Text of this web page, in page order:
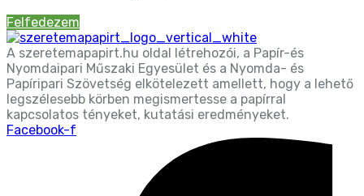
Felfedezem
A szeretemapapirt.hu oldal létrehozói, a Papír-és
Nyomdaipari Műszaki Egyesület és a Nyomda- és
Papíripari Szövetség elkötelezett amellett, hogy a lehető
legszélesebb körben megismertesse a papírral
kapcsolatos tényeket, kutatási eredményeket.
Facebook-f